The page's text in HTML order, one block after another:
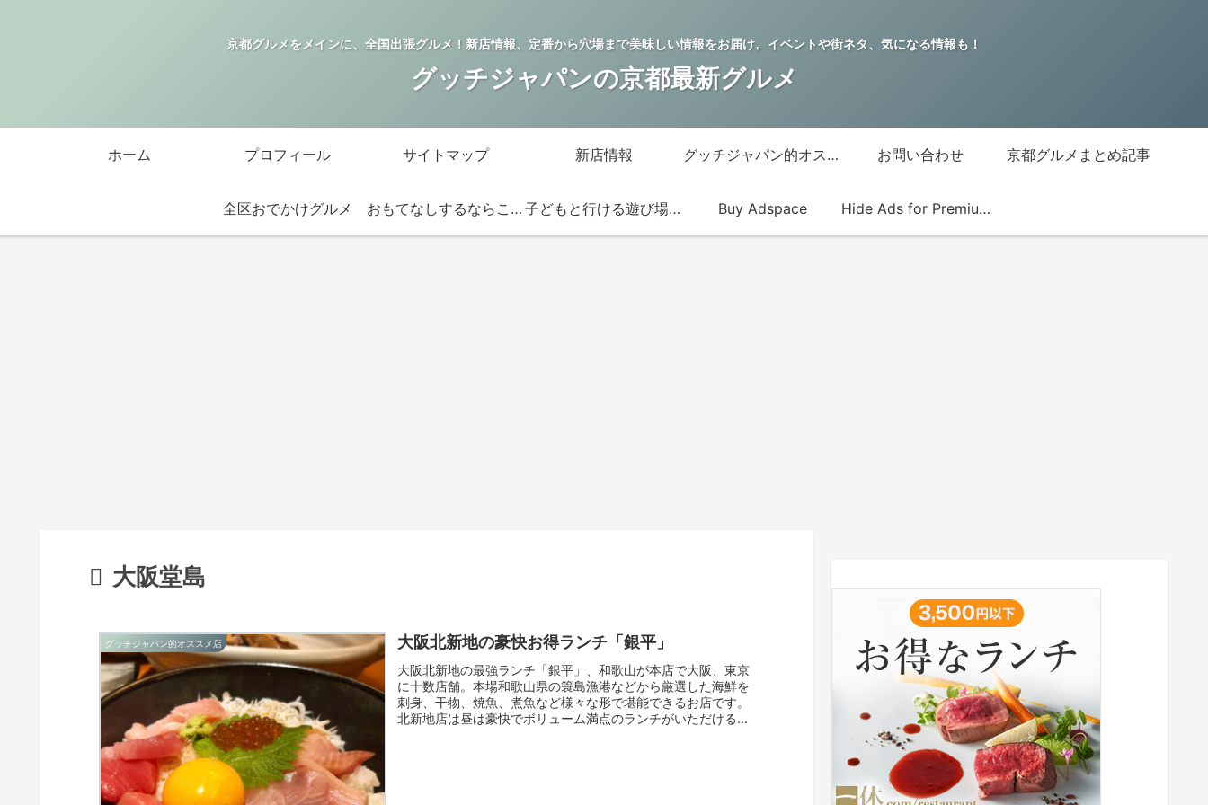
京都グルメをメインに、全国出張グルメ！新店情報、定番から穴場まで美味しい情報をお届け。イベントや街ネタ、気になる情報も！
グッチジャパンの京都最新グルメ
ホーム プロフィール サイトマップ 新店情報 グッチジャパン的オススメ店 お問い合わせ 京都グルメまとめ記事
全区おでかけグルメ おもてなしするならこの店 子どもと行ける遊び場・お店 Buy Adspace Hide Ads for Premium Members
大阪堂島
グッチジャパン的オススメ店 大阪北新地の豪快お得ランチ「銀平」
大阪北新地の最強ランチ「銀平」、和歌山が本店で大阪、東京
に十数店舗。本場和歌山県の簑島漁港などから厳選した海鮮を
刺身、干物、焼魚、煮魚など様々な形で堪能できるお店です。
北新地店は昼は豪快でボリューム満点のランチがいただけると